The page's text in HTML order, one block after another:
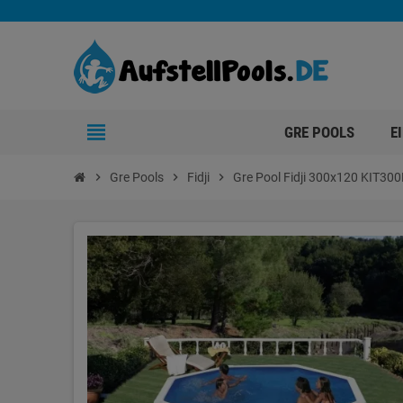
view_headline GRE POOLS
chevron_right Gre Pools chevron_right Fidji chevron_right Gre Pool Fidji 300x120